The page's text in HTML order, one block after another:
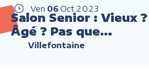
Ven 06 Oct 2023
Salon Senior : Vieux
Âgé ? Pas que…
Villefontaine